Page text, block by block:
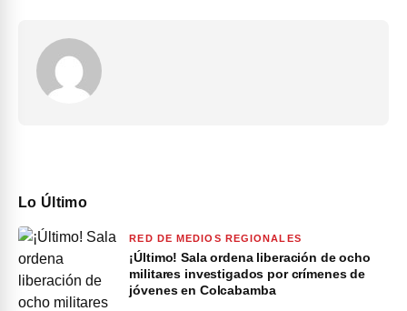
Lo Último
RED DE MEDIOS REGIONALES
¡Último! Sala ordena liberación de ocho
militares investigados por crímenes de
jóvenes en Colcabamba